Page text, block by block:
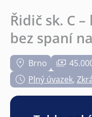
Řidič sk. C
bez spaní
Brno
Plný úvazek,